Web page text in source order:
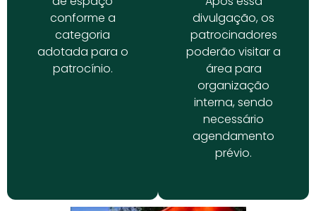
conforme a
categoria
adotada para o
patrocínio.
divulgação, os
patrocinadores
poderão visitar a
área para
organização
interna, sendo
necessário
agendamento
prévio.